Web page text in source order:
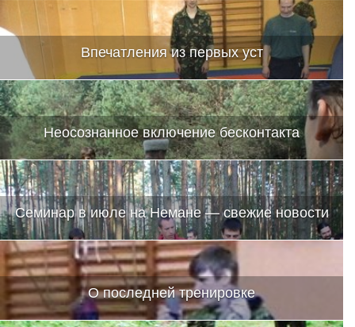
Впечатления из первых уст
Неосознанное включение бесконтакта
Семинар в июле на Немане — свежие новости
О последней тренировке